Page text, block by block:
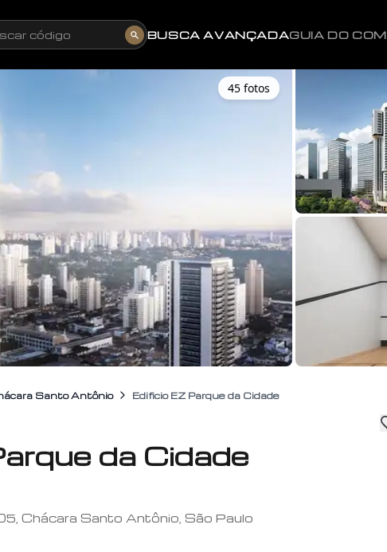
código BUSCA AVANÇADAGUIA DO
45 fotos
Santo Antônio Edificio EZ Parque da Cidade
da Cidade
Chácara Santo Antônio, São Paulo